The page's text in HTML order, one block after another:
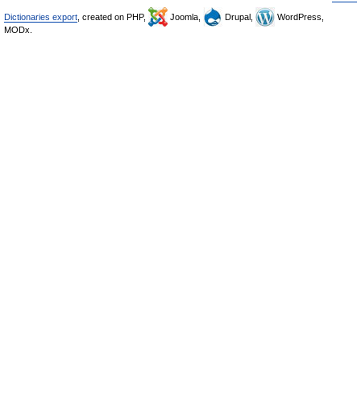
Dictionaries export , created on PHP, Joomla, Drupal,
WordPress,
MODx.